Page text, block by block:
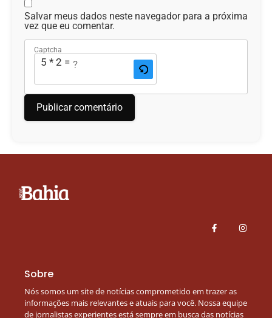
Salvar meus dados neste navegador para a próxima
vez que eu comentar.
Captcha
5 * 2 = ?
Sobre
Nós somos um site de notícias comprometido em trazer as
informações mais relevantes e atuais para você. Nossa equipe
de jornalistas experientes está sempre em busca das notícias